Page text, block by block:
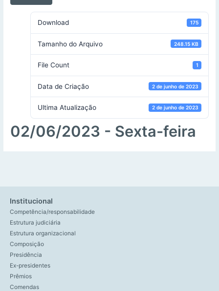
Download 175
Tamanho do Arquivo 248.15 KB
File Count 1
Data de Criação 2 de junho de 2023
Ultima Atualização 2 de junho de 2023
02/06/2023 - Sexta-feira
Institucional
Competência/responsabilidade
Estrutura judiciária
Estrutura organizacional
Composição
Presidência
Ex-presidentes
Prêmios
Comendas